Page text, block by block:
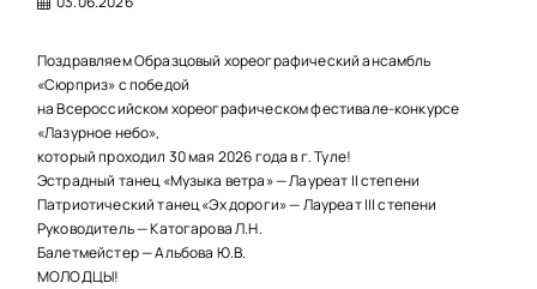
Поздравляем Образцовый хореографический ансамбль
«Сюрприз» с победой
на Всероссийском хореографическом фестивале-конкурсе
«Лазурное небо»,
который проходил 30 мая 2026 года в г. Туле!
Эстрадный танец «Музыка ветра» — Лауреат II степени
Патриотический танец «Эх дороги» — Лауреат III степени
Руководитель — Катогарова Л.Н.
Балетмейстер — Альбова Ю.В.
МОЛОДЦЫ!